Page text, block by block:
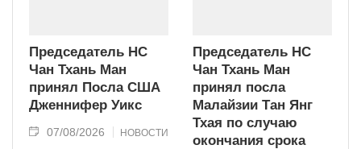
Председатель НС
Чан Тхань Ман
принял Посла США
Дженнифер Уикс
07/08/2026 НОВОСТИ
Председатель НС
Чан Тхань Ман
принял посла
Малайзии Тан Янг
Тхая по случаю
окончания срока